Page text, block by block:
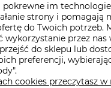
pokrewne im
strony i pomagają
do Twoich potrzeb.
wykorzystanie przez nas
do sklepu lub
preferencji,
cookies przeczytasz w